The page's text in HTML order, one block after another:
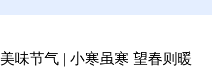
美味节气 | 小寒虽寒 望春则暖